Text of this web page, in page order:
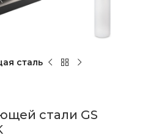
сталь
стали GS